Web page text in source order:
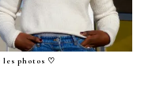
les photos ♡